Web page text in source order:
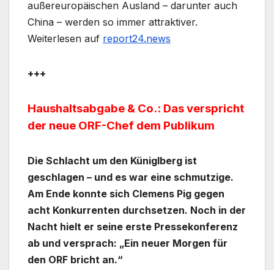
außereuropäischen Ausland – darunter auch
China – werden so immer attraktiver.
Weiterlesen auf report24.news
+++
Haushaltsabgabe & Co.: Das verspricht
der neue ORF-Chef dem Publikum
Die Schlacht um den Küniglberg ist
geschlagen – und es war eine schmutzige.
Am Ende konnte sich Clemens Pig gegen
acht Konkurrenten durchsetzen. Noch in der
Nacht hielt er seine erste Pressekonferenz
ab und versprach: „Ein neuer Morgen für
den ORF bricht an.“